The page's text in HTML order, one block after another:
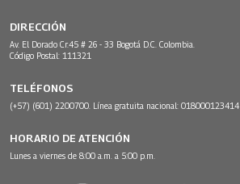
DIRECCIÓN
Av. El Dorado Cr.45 # 26 - 33 Bogotá D.C. Colombia.
Código Postal: 111321
TELÉFONOS
(+57) (601) 2200700. Línea gratuita nacional: 018000123414
HORARIO DE ATENCIÓN
Lunes a viernes de 8:00 a.m. a 5:00 p.m.